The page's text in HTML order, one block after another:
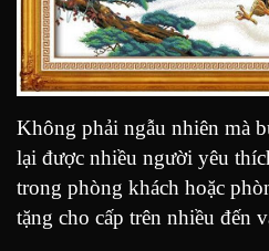
Không phải ngẫu nhiên mà
lại được nhiều người yêu
trong phòng khách hoặc
tặng cho cấp trên nhiều đến